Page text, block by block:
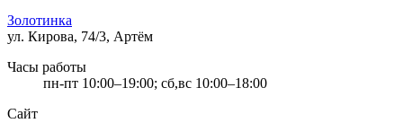
Золотинка
ул. Кирова, 74/3, Артём
Часы работы
пн-пт 10:00–19:00; сб,вс 10:00–18:00
Сайт